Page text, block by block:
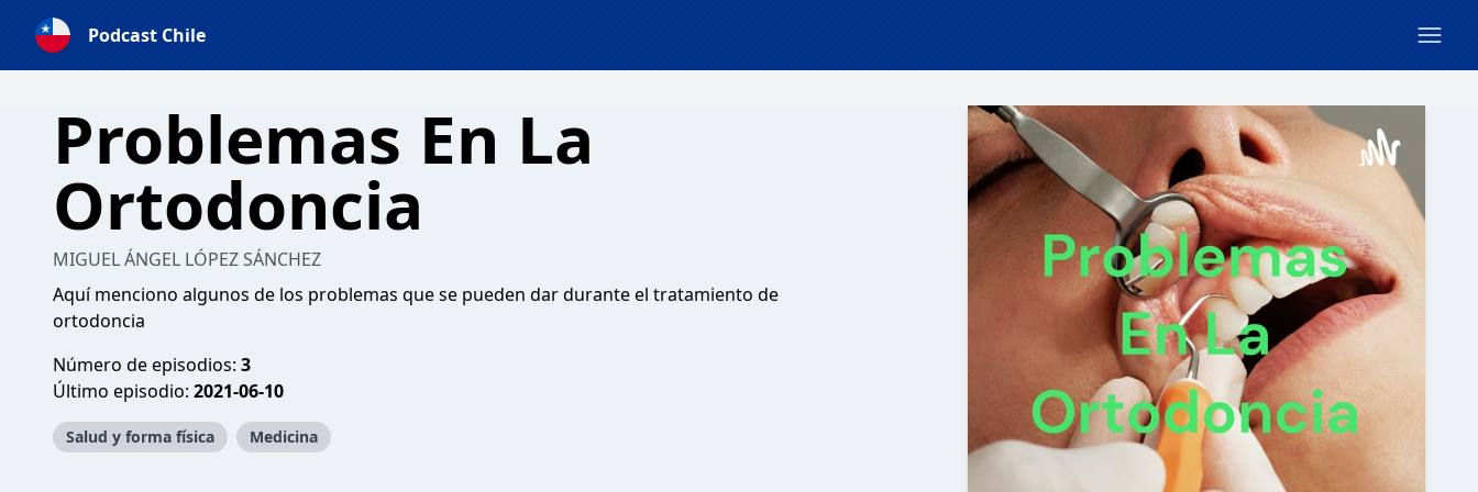
Podcast Chile
Problemas En La
Ortodoncia
MIGUEL ÁNGEL LÓPEZ SÁNCHEZ
Aquí menciono algunos de los problemas que se pueden dar durante el tratamiento de
ortodoncia
Número de episodios: 3
Último episodio: 2021-06-10
Salud y forma física Medicina